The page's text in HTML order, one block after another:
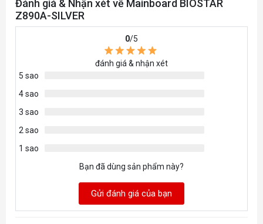
Đánh giá & Nhận xét về Mainboard BIOSTAR
Z890A-SILVER
0/5
đánh giá & nhận xét
5 sao
4 sao
3 sao
2 sao
1 sao
Bạn đã dùng sản phẩm này?
Gửi đánh giá của bạn